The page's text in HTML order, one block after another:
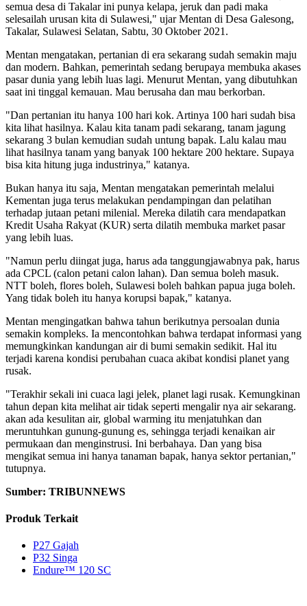
semua desa di Takalar ini punya kelapa, jeruk dan padi maka
selesailah urusan kita di Sulawesi," ujar Mentan di Desa Galesong,
Takalar, Sulawesi Selatan, Sabtu, 30 Oktober 2021.
Mentan mengatakan, pertanian di era sekarang sudah semakin maju
dan modern. Bahkan, pemerintah sedang berupaya membuka akases
pasar dunia yang lebih luas lagi. Menurut Mentan, yang dibutuhkan
saat ini tinggal kemauan. Mau berusaha dan mau berkorban.
"Dan pertanian itu hanya 100 hari kok. Artinya 100 hari sudah bisa
kita lihat hasilnya. Kalau kita tanam padi sekarang, tanam jagung
sekarang 3 bulan kemudian sudah untung bapak. Lalu kalau mau
lihat hasilnya tanam yang banyak 100 hektare 200 hektare. Supaya
bisa kita hitung juga industrinya," katanya.
Bukan hanya itu saja, Mentan mengatakan pemerintah melalui
Kementan juga terus melakukan pendampingan dan pelatihan
terhadap jutaan petani milenial. Mereka dilatih cara mendapatkan
Kredit Usaha Rakyat (KUR) serta dilatih membuka market pasar
yang lebih luas.
"Namun perlu diingat juga, harus ada tanggungjawabnya pak, harus
ada CPCL (calon petani calon lahan). Dan semua boleh masuk.
NTT boleh, flores boleh, Sulawesi boleh bahkan papua juga boleh.
Yang tidak boleh itu hanya korupsi bapak," katanya.
Mentan mengingatkan bahwa tahun berikutnya persoalan dunia
semakin kompleks. Ia mencontohkan bahwa terdapat informasi yang
memungkinkan kandungan air di bumi semakin sedikit. Hal itu
terjadi karena kondisi perubahan cuaca akibat kondisi planet yang
rusak.
"Terakhir sekali ini cuaca lagi jelek, planet lagi rusak. Kemungkinan
tahun depan kita melihat air tidak seperti mengalir nya air sekarang.
akan ada kesulitan air, global warming itu menjatuhkan dan
meruntuhkan gunung-gunung es, sehingga terjadi kenaikan air
permukaan dan menginstrusi. Ini berbahaya. Dan yang bisa
mengikat semua ini hanya tanaman bapak, hanya sektor pertanian,"
tutupnya.
Sumber: TRIBUNNEWS
Produk Terkait
P27 Gajah
P32 Singa
Endure™ 120 SC